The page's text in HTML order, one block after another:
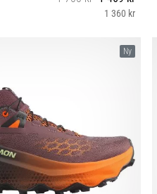
1 360 kr
Ny